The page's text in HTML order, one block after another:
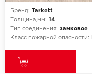
Бренд: Tarkett
Толщина,мм: 14
Тип соединения: замковое
Класс пожарной опасности: